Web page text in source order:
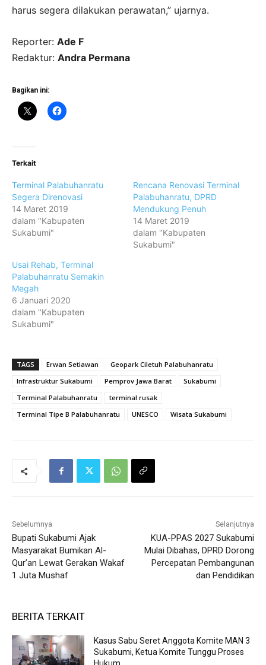
harus segera dilakukan perawatan,” ujarnya.
Reporter: Ade F
Redaktur: Andra Permana
Bagikan ini:
Terkait
Terminal Palabuhanratu
Segera Direnovasi
14 Maret 2019
dalam "Kabupaten
Sukabumi"
Rencana Renovasi Terminal
Palabuhanratu, DPRD
Mendukung Penuh
14 Maret 2019
dalam "Kabupaten
Sukabumi"
Usai Rehab, Terminal
Palabuhanratu Semakin
Megah
6 Januari 2020
dalam "Kabupaten
Sukabumi"
TAGS Erwan Setiawan
Geopark Ciletuh Palabuhanratu
Infrastruktur Sukabumi
Pemprov Jawa Barat
Sukabumi
Terminal Palabuhanratu
terminal rusak
Terminal Tipe B Palabuhanratu
UNESCO Wisata Sukabumi
Sebelumnya
Bupati Sukabumi Ajak
Masyarakat Bumikan Al-
Qur’an Lewat Gerakan Wakaf
1 Juta Mushaf
Selanjutnya
KUA-PPAS 2027 Sukabumi
Mulai Dibahas, DPRD Dorong
Percepatan Pembangunan
dan Pendidikan
BERITA TERKAIT
Kasus Sabu Seret Anggota Komite MAN 3
Sukabumi, Ketua Komite Tunggu Proses